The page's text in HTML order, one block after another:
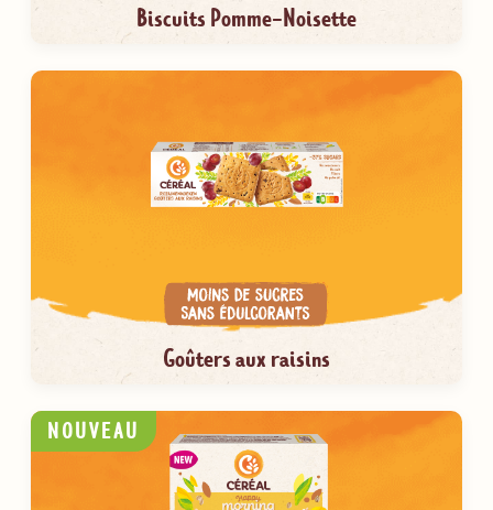
Biscuits Pomme-Noisette
Goûters aux raisins
NOUVEAU